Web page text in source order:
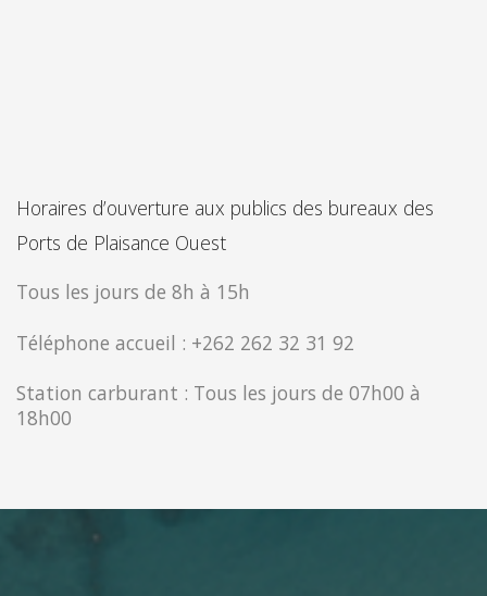
Horaires d’ouverture aux publics des bureaux des
Ports de Plaisance Ouest
Tous les jours de 8h à 15h
Téléphone accueil : +262 262 32 31 92
Station carburant : Tous les jours de 07h00 à
18h00